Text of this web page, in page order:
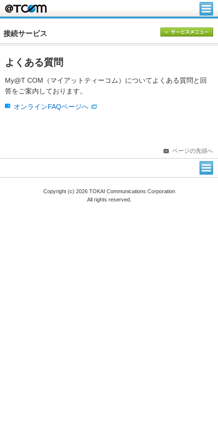
接続サービス
よくある質問
My@T COM（マイアットティーコム）についてよくある質問と回
答をご案内しております。
オンラインFAQページへ
ページの先頭へ
Copyright (c) 2026 TOKAI Communications Corporation
All rights reserved.